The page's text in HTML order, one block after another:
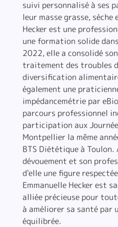
suivi personnalisé à ses
leur masse grasse, sèche
Hecker est une
une formation solide
2022, elle a consolidé
traitement des troubles
diversification
également une
impédancemétrie par
parcours professionnel
participation aux
Montpellier la même
BTS Diététique à Toulon.
dévouement et son
d'elle une figure
Emmanuelle Hecker est
alliée précieuse pour
à améliorer sa santé par
équilibrée.